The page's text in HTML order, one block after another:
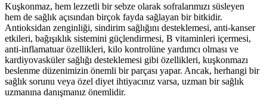
Kuşkonmaz, hem lezzetli bir sebze olarak sofralarımızı süsleyen
hem de sağlık açısından birçok fayda sağlayan bir bitkidir.
Antioksidan zenginliği, sindirim sağlığını desteklemesi, anti-kanser
etkileri, bağışıklık sistemini güçlendirmesi, B vitaminleri içermesi,
anti-inflamatuar özellikleri, kilo kontrolüne yardımcı olması ve
kardiyovasküler sağlığı desteklemesi gibi özellikleri, kuşkonmazı
beslenme düzenimizin önemli bir parçası yapar. Ancak, herhangi bir
sağlık sorunu veya özel diyet ihtiyacınız varsa, uzman bir sağlık
uzmanına danışmanız önemlidir.